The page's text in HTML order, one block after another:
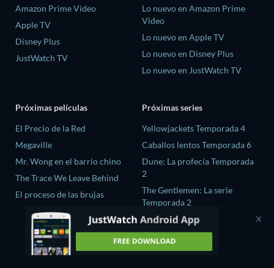
Amazon Prime Video
Apple TV
Disney Plus
JustWatch TV
Lo nuevo en Amazon Prime
Video
Lo nuevo en Apple TV
Lo nuevo en Disney Plus
Lo nuevo en JustWatch TV
Próximas películas
El Precio de la Red
Megaville
Mr. Wong en el barrio chino
The Trace We Leave Behind
El proceso de las brujas
Próximas series
Yellowjackets Temporada 4
Caballos lentos Temporada 6
Dune: La profecía Temporada
2
The Gentlemen: La serie
Temporada 2
El amor es ciego: Reino Unido
Temporada 3